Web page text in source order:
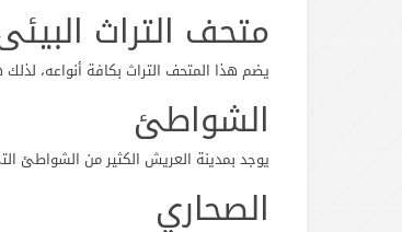
متحف التراث
يضم هذا المتحف التراث بكافة أنواعه،
الشواطئ
يوجد بمدينة العريش الكثير من الشواطئ
الصحاري